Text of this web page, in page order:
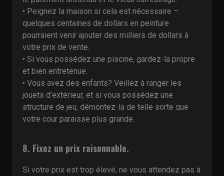
• Peignez la maison si cela est nécessaire –
quelques centaines de dollars en peinture
pourraient venir ajouter des milliers de dollars à
votre prix de vente.
• Si vous possédez une piscine, gardez-la propre
et bien entretenue.
• Vous avez des enfants? Veillez à ranger les
jouets d’extérieur, et si vous possédez une
structure de jeu, démontez-la de telle sorte que
votre cour paraisse plus grande.
8. Fixez un prix raisonnable.
Si votre prix est trop élevé, ne vous attendez pas à